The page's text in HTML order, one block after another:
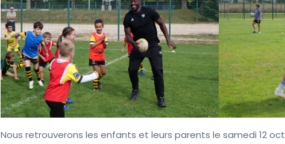
Nous retrouverons les enfants et leurs parents le samedi 12